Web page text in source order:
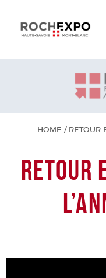
HOME / RETOUR
RETOUR